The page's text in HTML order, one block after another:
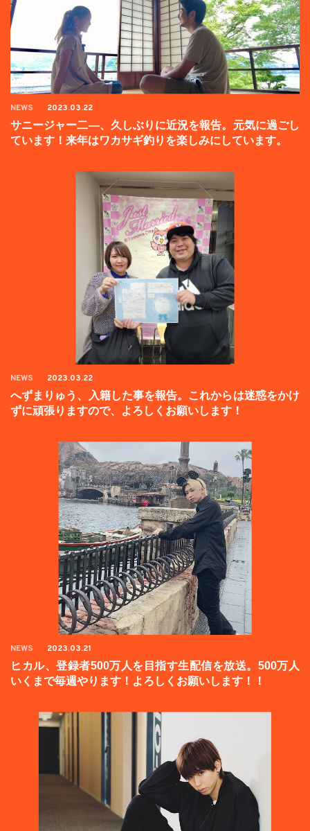
NEWS 2023.03.22
サニージャー二―、久しぶりに近況を報告。元気に過ごし
ています！来年はワカサギ釣りを楽しみにしています。
NEWS 2023.03.22
へずまりゅう、入籍した事を報告。これからは迷惑をかけ
ずに頑張りますので、よろしくお願いします！
NEWS 2023.03.21
ヒカル、登録者500万人を目指す生配信を放送。500万人
いくまで毎週やります！よろしくお願いします！！